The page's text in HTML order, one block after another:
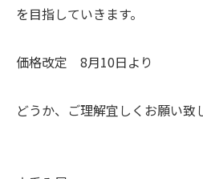
を目指していきます。
価格改定 8月10日より
どうか、ご理解宜しくお願い致